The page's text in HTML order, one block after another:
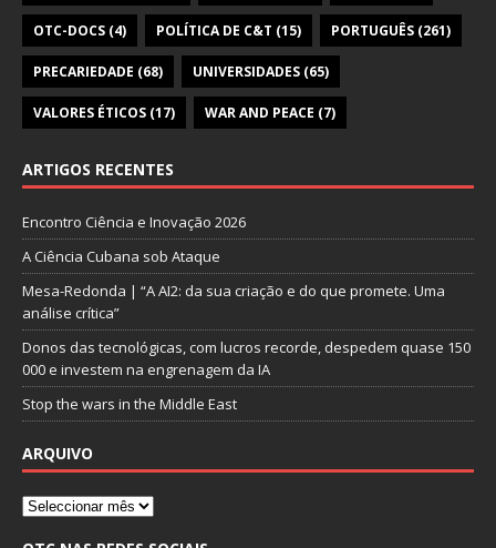
OTC-DOCS (4) POLÍTICA DE C&T (15) PORTUGUÊS (261)
PRECARIEDADE (68) UNIVERSIDADES (65)
VALORES ÉTICOS (17) WAR AND PEACE (7)
ARTIGOS RECENTES
Encontro Ciência e Inovação 2026
A Ciência Cubana sob Ataque
Mesa-Redonda | “A AI2: da sua criação e do que promete. Uma
análise crítica”
Donos das tecnológicas, com lucros recorde, despedem quase 150
000 e investem na engrenagem da IA
Stop the wars in the Middle East
ARQUIVO